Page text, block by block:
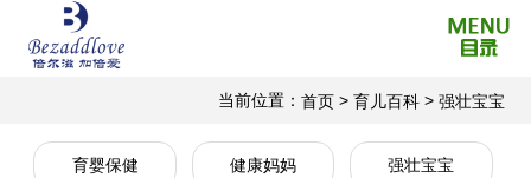
当前位置： 首页> 育儿百科> 强壮宝宝
育婴保健 健康妈妈 强壮宝宝